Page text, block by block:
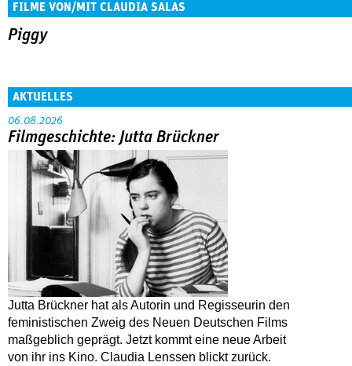
FILME VON/MIT CLAUDIA SALAS
Piggy
AKTUELLES
06.08.2026
Filmgeschichte: Jutta Brückner
Jutta Brückner hat als Autorin und Regisseurin den
feministischen Zweig des Neuen Deutschen Films
maßgeblich geprägt. Jetzt kommt eine neue Arbeit
von ihr ins Kino. Claudia Lenssen blickt zurück.